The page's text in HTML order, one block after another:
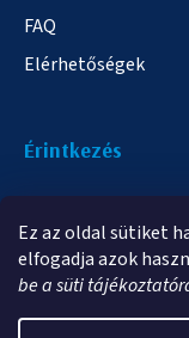
Ez az oldal sütiket
elfogadja azok
be a süti
FAQ
Elérhetőségek
Érintkezés
info@elampa.hu